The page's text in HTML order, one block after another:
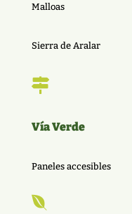
Malloas
Sierra de Aralar

Vía Verde
Paneles accesibles
